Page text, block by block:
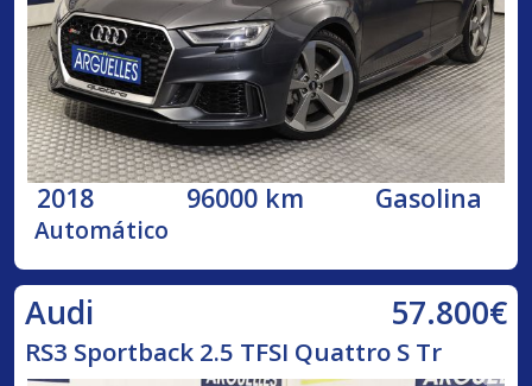
2018 96000 km Gasolina
Automático
Audi 57.800€
RS3 Sportback 2.5 TFSI Quattro S Tr